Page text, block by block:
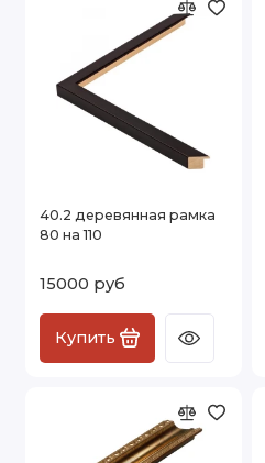
40.2 деревянная рамка
80 на 110
15000 руб
Купить